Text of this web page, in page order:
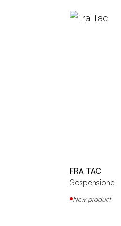
FRA TAC
Sospensione
New product